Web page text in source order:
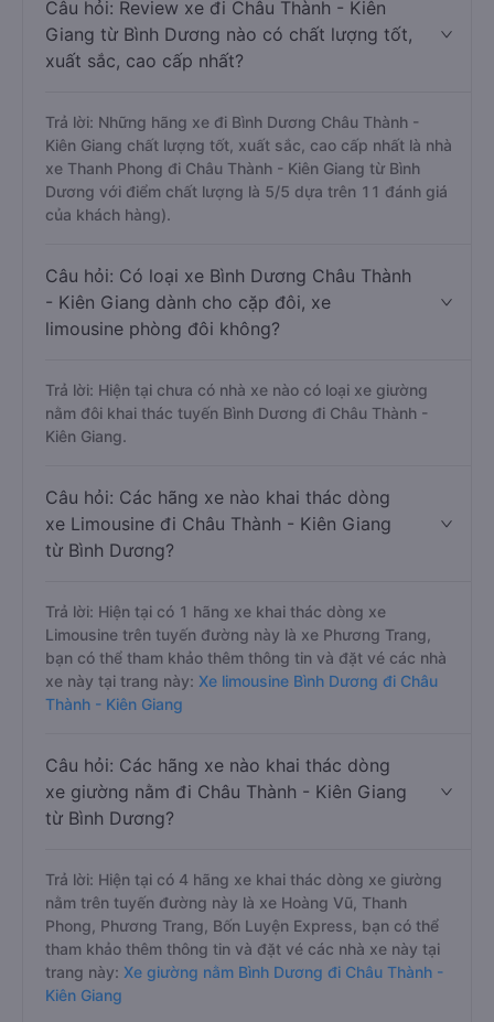
Câu hỏi: Review xe đi Châu Thành - Kiên
Giang từ Bình Dương nào có chất lượng tốt,
xuất sắc, cao cấp nhất?
Trả lời: Những hãng xe đi Bình Dương Châu Thành -
Kiên Giang chất lượng tốt, xuất sắc, cao cấp nhất là nhà
xe Thanh Phong đi Châu Thành - Kiên Giang từ Bình
Dương với điểm chất lượng là 5/5 dựa trên 11 đánh giá
của khách hàng).
Câu hỏi: Có loại xe Bình Dương Châu Thành
- Kiên Giang dành cho cặp đôi, xe
limousine phòng đôi không?
Trả lời: Hiện tại chưa có nhà xe nào có loại xe giường
nằm đôi khai thác tuyến Bình Dương đi Châu Thành -
Kiên Giang.
Câu hỏi: Các hãng xe nào khai thác dòng
xe Limousine đi Châu Thành - Kiên Giang
từ Bình Dương?
Trả lời: Hiện tại có 1 hãng xe khai thác dòng xe
Limousine trên tuyến đường này là xe Phương Trang,
bạn có thể tham khảo thêm thông tin và đặt vé các nhà
xe này tại trang này: Xe limousine Bình Dương đi Châu
Thành - Kiên Giang
Câu hỏi: Các hãng xe nào khai thác dòng
xe giường nằm đi Châu Thành - Kiên Giang
từ Bình Dương?
Trả lời: Hiện tại có 4 hãng xe khai thác dòng xe giường
nằm trên tuyến đường này là xe Hoàng Vũ, Thanh
Phong, Phương Trang, Bốn Luyện Express, bạn có thể
tham khảo thêm thông tin và đặt vé các nhà xe này tại
trang này: Xe giường nằm Bình Dương đi Châu Thành -
Kiên Giang